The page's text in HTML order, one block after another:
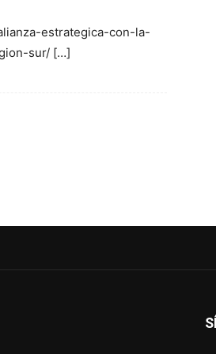
estrategica-con-la-
sur/ […]